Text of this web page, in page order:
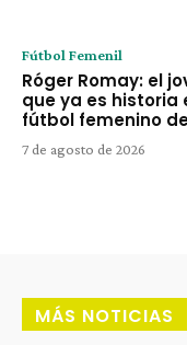
Fútbol Femenil
Róger Romay: el
que ya es historia
fútbol femenino
7 de agosto de 2026
MÁS NOTICIAS